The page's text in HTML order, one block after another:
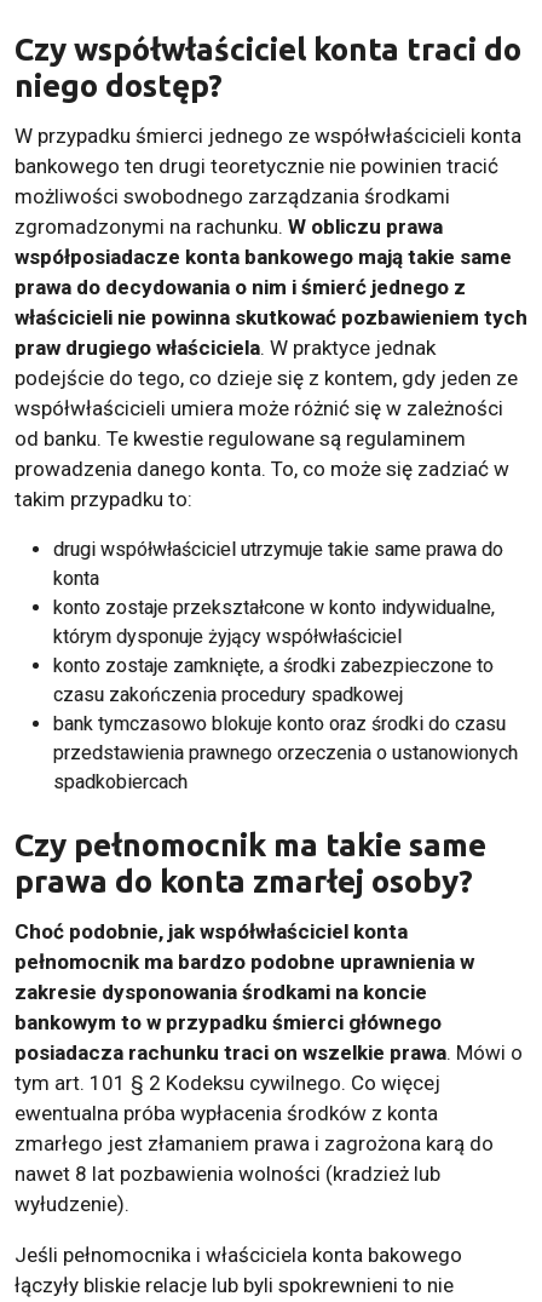
Czy współwłaściciel konta traci do
niego dostęp?
W przypadku śmierci jednego ze współwłaścicieli konta
bankowego ten drugi teoretycznie nie powinien tracić
możliwości swobodnego zarządzania środkami
zgromadzonymi na rachunku. W obliczu prawa
współposiadacze konta bankowego mają takie same
prawa do decydowania o nim i śmierć jednego z
właścicieli nie powinna skutkować pozbawieniem tych
praw drugiego właściciela. W praktyce jednak
podejście do tego, co dzieje się z kontem, gdy jeden ze
współwłaścicieli umiera może różnić się w zależności
od banku. Te kwestie regulowane są regulaminem
prowadzenia danego konta. To, co może się zadziać w
takim przypadku to:
drugi współwłaściciel utrzymuje takie same prawa do
konta
konto zostaje przekształcone w konto indywidualne,
którym dysponuje żyjący współwłaściciel
konto zostaje zamknięte, a środki zabezpieczone to
czasu zakończenia procedury spadkowej
bank tymczasowo blokuje konto oraz środki do czasu
przedstawienia prawnego orzeczenia o ustanowionych
spadkobiercach
Czy pełnomocnik ma takie same
prawa do konta zmarłej osoby?
Choć podobnie, jak współwłaściciel konta
pełnomocnik ma bardzo podobne uprawnienia w
zakresie dysponowania środkami na koncie
bankowym to w przypadku śmierci głównego
posiadacza rachunku traci on wszelkie prawa. Mówi o
tym art. 101 § 2 Kodeksu cywilnego. Co więcej
ewentualna próba wypłacenia środków z konta
zmarłego jest złamaniem prawa i zagrożona karą do
nawet 8 lat pozbawienia wolności (kradzież lub
wyłudzenie).
Jeśli pełnomocnika i właściciela konta bakowego
łączyły bliskie relacje lub byli spokrewnieni to nie